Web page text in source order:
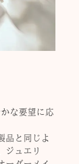
な要望に応
品と同じよ
ジュエリ